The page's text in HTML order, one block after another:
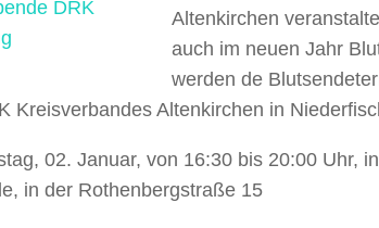
Altenkirchen
auch im neuen Jahr
werden de
Kreisverbandes Altenkirchen in
02. Januar, von 16:30 bis 20:00 Uhr,
in der Rothenbergstraße 15